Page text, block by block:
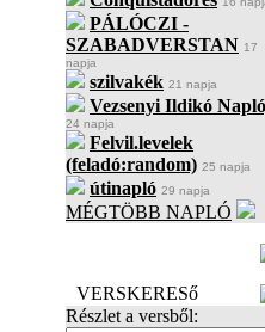
PÁLÓCZI -
SZABADVERSTAN 17
napja
szilvakék 21 napja
Vezsenyi Ildikó
24 napja
Felvil.levelek
(feladó:random) 25 napja
útinapló 29 napja
MÉGTÖBB NAPLÓ
VERSKERESő
Részlet a versből: